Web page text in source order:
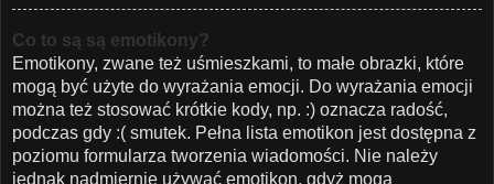
Co to są są emotikony?
Emotikony, zwane też uśmieszkami, to małe obrazki, które
mogą być użyte do wyrażania emocji. Do wyrażania emocji
można też stosować krótkie kody, np. :) oznacza radość,
podczas gdy :( smutek. Pełna lista emotikon jest dostępna z
poziomu formularza tworzenia wiadomości. Nie należy
jednak nadmiernie używać emotikon, gdyż mogą